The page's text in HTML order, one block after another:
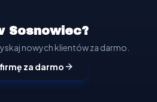
Sosnowiec?
nowych klientów za darmo.
za darmo